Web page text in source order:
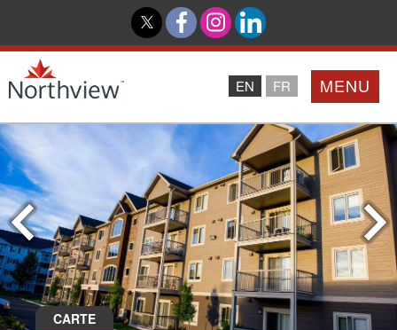
MENU
EN FR
Accueil
Partenaires
Northview PROMISE
Investisseurs
CARTE